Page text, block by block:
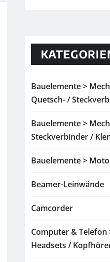
Bauelemente >
Quetsch- /
Bauelemente >
Steckverbinder /
Bauelemente >
Beamer-Leinwände
Camcorder
Computer & Telefon
Headsets /